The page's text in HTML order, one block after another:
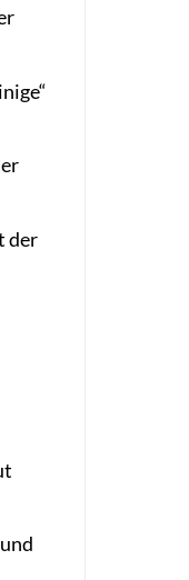
der